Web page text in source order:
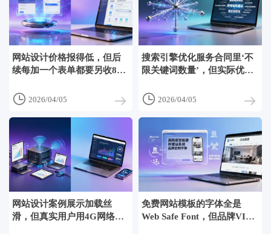
网站设计价格报得低，但后
续每加一个表单都要另收800
 2026/04/05
搜索引擎优化服务合同里‘不
限关键词数量’，但实际优化
 2026/04/05
网站设计案例展示加载丝
滑，但真实用户用4G网络打
免费网站模板的字体全是
Web Safe Font，但品牌VI指